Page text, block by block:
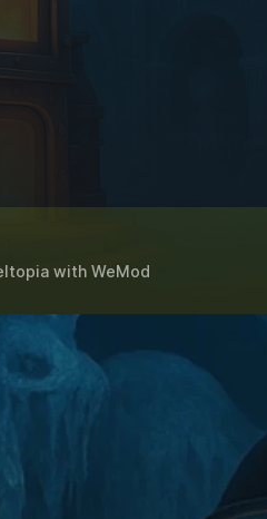
with WeMod